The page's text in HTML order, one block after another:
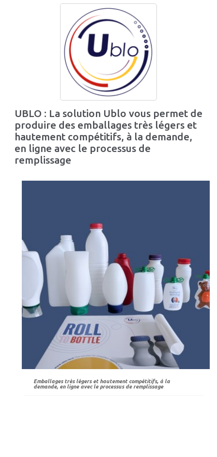
UBLO : La solution Ublo vous permet de
produire des emballages très légers et
hautement compétitifs, à la demande,
en ligne avec le processus de
remplissage
Emballages très légers et hautement compétitifs, à la
demande, en ligne avec le processus de remplissage